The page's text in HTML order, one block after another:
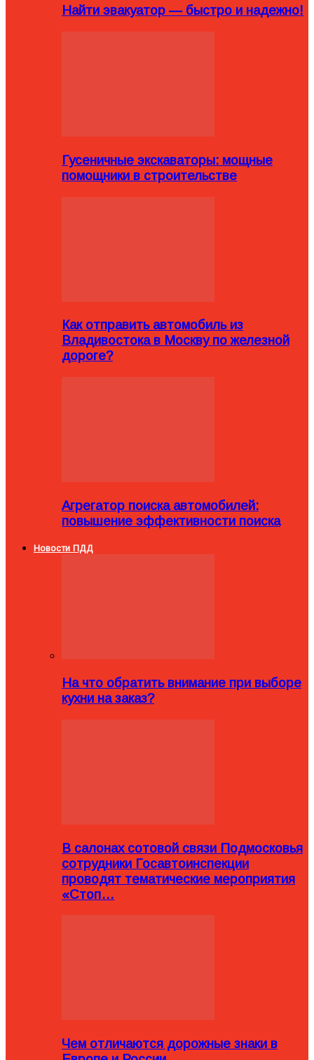
Найти эвакуатор — быстро и надежно!
Гусеничные экскаваторы: мощные
помощники в строительстве
Как отправить автомобиль из
Владивостока в Москву по железной
дороге?
Агрегатор поиска автомобилей:
повышение эффективности поиска
Новости ПДД
На что обратить внимание при выборе
кухни на заказ?
В салонах сотовой связи Подмосковья
сотрудники Госавтоинспекции
проводят тематические мероприятия
«Стоп…
Чем отличаются дорожные знаки в